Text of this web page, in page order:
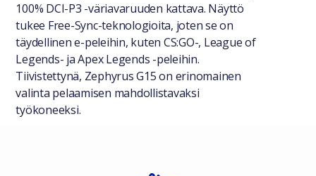
100% DCI-P3 -väriavaruuden kattava. Näyttö
tukee Free-Sync-teknologioita, joten se on
täydellinen e-peleihin, kuten CS:GO-, League of
Legends- ja Apex Legends -peleihin.
Tiivistettynä, Zephyrus G15 on erinomainen
valinta pelaamisen mahdollistavaksi
työkoneeksi.